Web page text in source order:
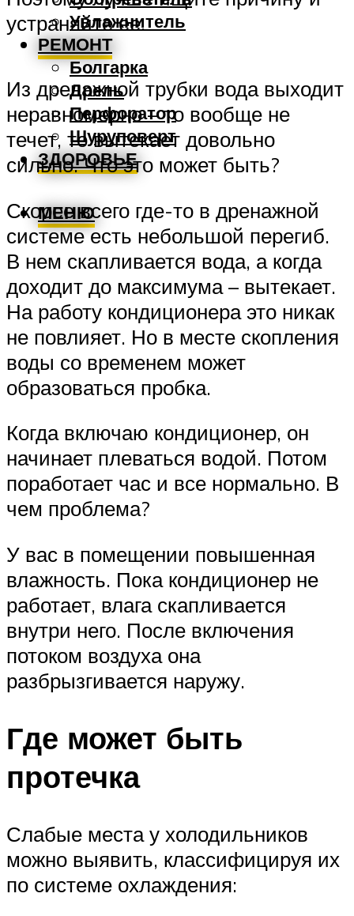
Увлажнитель
РЕМОНТ
Болгарка
Дрель
Перфоратор
Шуруповерт
ЗДОРОВЬЕ
МЕНЮ
устраняйте ее.
Из дренажной трубки вода выходит
неравномерно – то вообще не
течет, то вытекает довольно
сильно. Что это может быть?
Скорее всего где-то в дренажной
системе есть небольшой перегиб.
В нем скапливается вода, а когда
доходит до максимума – вытекает.
На работу кондиционера это никак
не повлияет. Но в месте скопления
воды со временем может
образоваться пробка.
Когда включаю кондиционер, он
начинает плеваться водой. Потом
поработает час и все нормально. В
чем проблема?
У вас в помещении повышенная
влажность. Пока кондиционер не
работает, влага скапливается
внутри него. После включения
потоком воздуха она
разбрызгивается наружу.
Где может быть
протечка
Слабые места у холодильников
можно выявить, классифицируя их
по системе охлаждения: